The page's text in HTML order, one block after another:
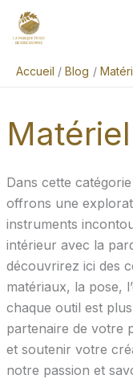
Accueil
Blog
Dans cette
offrons une
instruments
intérieur avec la
découvrirez ici des
matériaux, la pose,
chaque outil est
partenaire de votre
et soutenir votre
notre passion et
Rechercher